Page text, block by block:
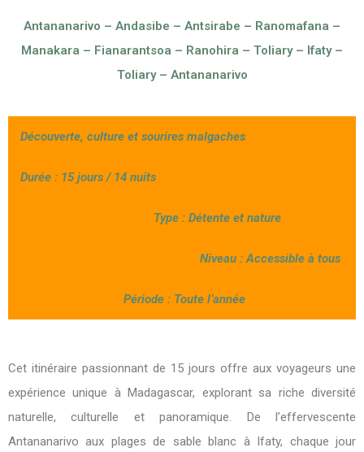
Antananarivo – Andasibe – Antsirabe – Ranomafana –
Manakara – Fianarantsoa – Ranohira – Toliary – Ifaty –
Toliary – Antananarivo
Découverte, culture et sourires malgaches
Durée : 15 jours / 14 nuits
Type : Détente et nature
Niveau : Accessible à tous
Période : Toute l’année
Cet itinéraire passionnant de 15 jours offre aux voyageurs une
expérience unique à Madagascar, explorant sa riche diversité
naturelle, culturelle et panoramique. De l’effervescente
Antananarivo aux plages de sable blanc à Ifaty, chaque jour